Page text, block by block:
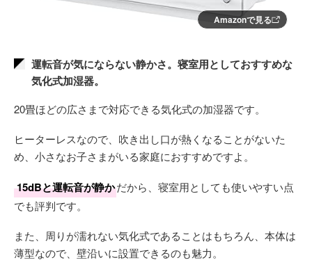
Amazonで見る
運転音が気にならない静かさ。寝室用としておすすめな
気化式加湿器。
20畳ほどの広さまで対応できる気化式の加湿器です。
ヒーターレスなので、吹き出し口が熱くなることがないた
め、小さなお子さまがいる家庭におすすめですよ。
15dBと運転音が静かだから、寝室用としても使いやすい点
でも評判です。
また、周りが濡れない気化式であることはもちろん、本体は
薄型なので、壁沿いに設置できるのも魅力。